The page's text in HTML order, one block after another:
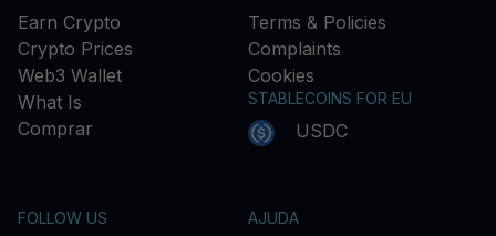
Earn Crypto
Crypto Prices
Web3 Wallet
What Is
Comprar
Terms & Policies
Complaints
Cookies
STABLECOINS FOR EU
USDC
FOLLOW US AJUDA